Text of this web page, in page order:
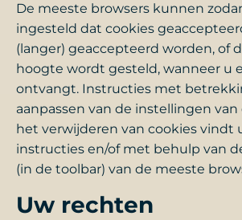
De meeste browsers kunnen
ingesteld dat cookies
(langer) geaccepteerd worden, of
hoogte wordt gesteld, wanneer u
ontvangt. Instructies met
aanpassen van de instellingen
het verwijderen van cookies vindt
instructies en/of met behulp van
(in de toolbar) van de meeste
Uw rechten